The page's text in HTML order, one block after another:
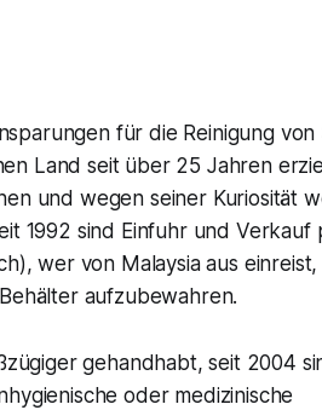
für die Reinigung von
Land seit über 25 Jahren
und wegen seiner Kuriosität
1992 sind Einfuhr und Verkauf
wer von Malaysia aus einreist,
aufzubewahren.
gehandhabt, seit 2004
oder medizinische